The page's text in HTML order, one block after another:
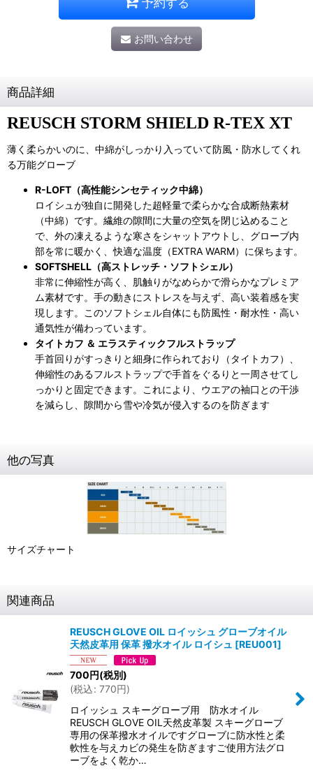
お問い合わせ
商品詳細
REUSCH STORM SHIELD R-TEX XT
薄く柔らかいのに、中綿がしっかり入っていて防風・防水してくれ
る万能グローブ
R-LOFT（高性能シンセティック中綿）
ロイシュが独自に開発した超軽量で柔らかな合成断熱素材
（中綿）です。繊維の隙間に大量の空気を閉じ込めること
で、外の凍えるような寒さをシャットアウトし、グローブ内
部を常に暖かく、快適な温度（EXTRA WARM）に保ちます。
SOFTSHELL（高ストレッチ・ソフトシェル）
非常に伸縮性が高く、肌触りがなめらかで滑らかなプレミア
ム素材です。手の動きにストレスを与えず、高い装着感を実
現します。このソフトシェル自体にも防風性・耐水性・高い
通気性が備わっています。
タイトカフ ＆ エラスティックフルストラップ
手首回りがすっきりと細身に作られており（タイトカフ）、
伸縮性のあるフルストラップで手首をぐるりと一周させてし
っかりと固定できます。これにより、ウエアの袖口との干渉
を減らし、隙間から雪や冷気が侵入するのを防ぎます
他の写真
サイズチャート
関連商品
REUSCH GLOVE OIL ロイッシュ グローブオイル
天然皮革用 保革 撥水オイル ロイシュ [REU001]
700円(税別)
(税込: 770円)
ロイッシュ スキーグローブ用 防水オイル
REUSCH GLOVE OIL天然皮革製 スキーグローブ
専用の保革撥水オイルですグローブに防水性と柔
軟性を与えカビの発生を防ぎますご使用方法グロ
ーブをよく乾か…